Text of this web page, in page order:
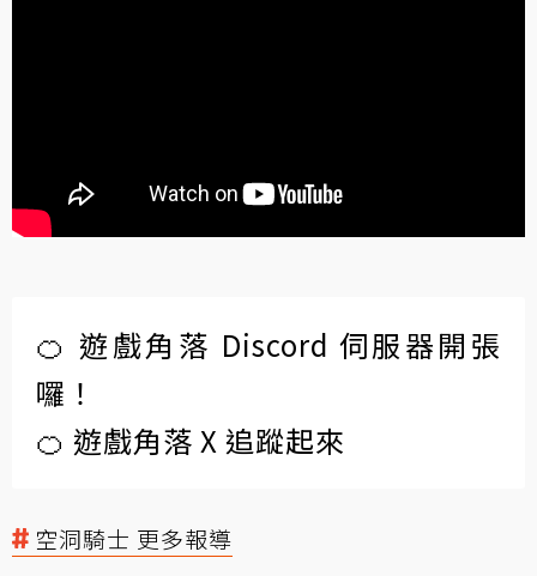
🍊 遊戲角落 Discord 伺服器開張
囉！
🍊 遊戲角落 X 追蹤起來
空洞騎士 更多報導